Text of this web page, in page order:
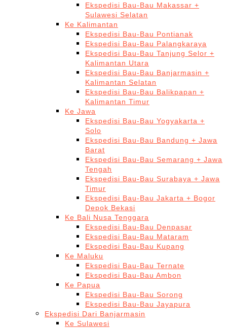
Ekspedisi Bau-Bau Makassar +
Sulawesi Selatan
Ke Kalimantan
Ekspedisi Bau-Bau Pontianak
Ekspedisi Bau-Bau Palangkaraya
Ekspedisi Bau-Bau Tanjung Selor +
Kalimantan Utara
Ekspedisi Bau-Bau Banjarmasin +
Kalimantan Selatan
Ekspedisi Bau-Bau Balikpapan +
Kalimantan Timur
Ke Jawa
Ekspedisi Bau-Bau Yogyakarta +
Solo
Ekspedisi Bau-Bau Bandung + Jawa
Barat
Ekspedisi Bau-Bau Semarang + Jawa
Tengah
Ekspedisi Bau-Bau Surabaya + Jawa
Timur
Ekspedisi Bau-Bau Jakarta + Bogor
Depok Bekasi
Ke Bali Nusa Tenggara
Ekspedisi Bau-Bau Denpasar
Ekspedisi Bau-Bau Mataram
Ekspedisi Bau-Bau Kupang
Ke Maluku
Ekspedisi Bau-Bau Ternate
Ekspedisi Bau-Bau Ambon
Ke Papua
Ekspedisi Bau-Bau Sorong
Ekspedisi Bau-Bau Jayapura
Ekspedisi Dari Banjarmasin
Ke Sulawesi